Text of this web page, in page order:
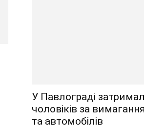
У Павлограді
чоловіків за
та автомобілів